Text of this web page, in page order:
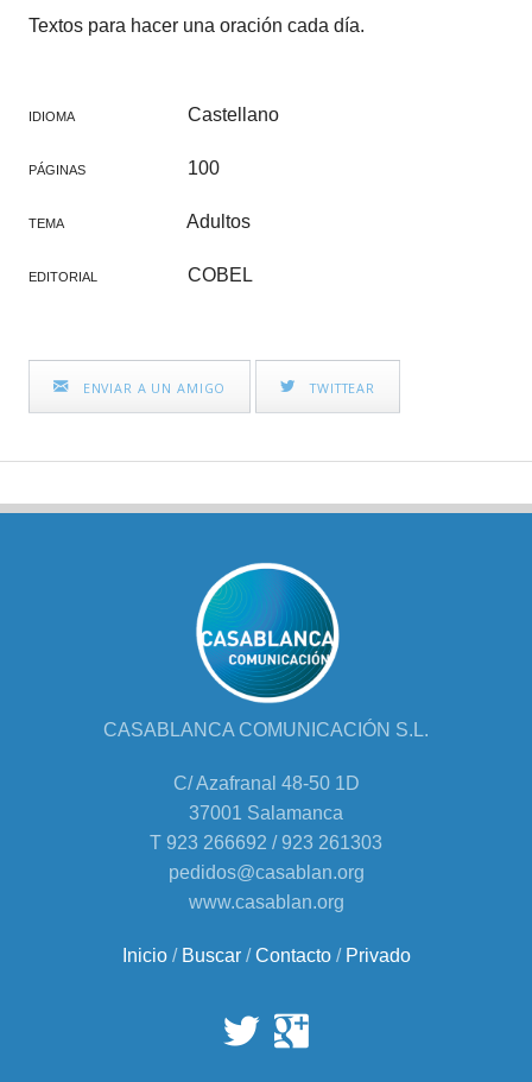
Textos para hacer una oración cada día.
IDIOMA Castellano
PÁGINAS 100
TEMA Adultos
EDITORIAL COBEL
ENVIAR A UN AMIGO TWITTEAR
CASABLANCA COMUNICACIÓN S.L.
C/ Azafranal 48-50 1D
37001 Salamanca
T 923 266692 / 923 261303
pedidos@casablan.org
www.casablan.org
Inicio/ Buscar/Contacto/ Privado